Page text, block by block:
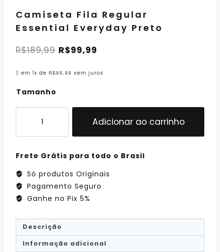
Camiseta Fila Regular
Essential Everyday Preto
R$189,99 R$99,99
em 1x de R$99,99 sem juros
Tamanho
Adicionar ao carrinho
Frete Grátis para todo o Brasil
Só produtos Originais
Pagamento Seguro
Ganhe no Pix 5%
Descrição
Informação adicional